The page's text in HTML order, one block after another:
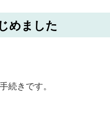
めました
きです。